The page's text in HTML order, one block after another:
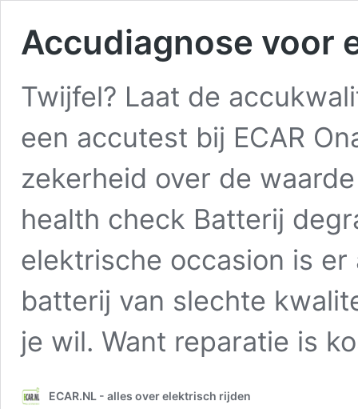
Accudiagnose voor
Twijfel? Laat de
een accutest bij ECAR
zekerheid over de
health check Batterij
elektrische occasion is
batterij van slechte
je wil. Want reparatie is
ECAR.NL - alles over elektrisch rijden